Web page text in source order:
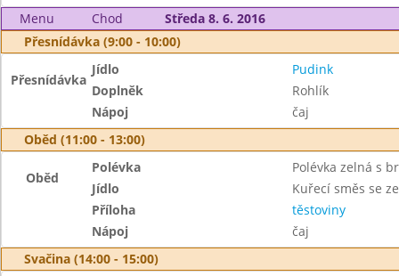
Menu
Chod
Středa 8. 6. 2016
Přesnídávka (9:00 - 10:00)
Přesnídávka
Jídlo
Pudink
Doplněk
Rohlík
Nápoj
čaj
Oběd (11:00 - 13:00)
Oběd
Polévka
Polévka zelná s
Jídlo
Kuřecí směs se
Příloha
těstoviny
Nápoj
čaj
Svačina (14:00 - 15:00)